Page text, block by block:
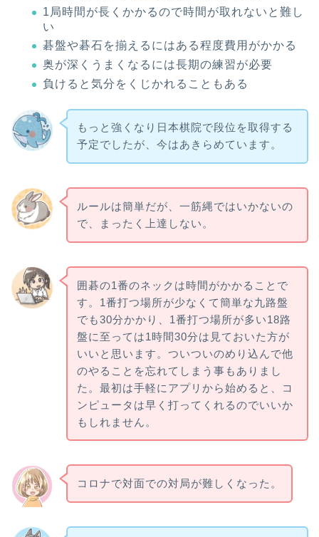
1局時間が長くかかるので時間が取れないと難し
い
碁盤や碁石を揃えるにはある程度費用がかかる
奥が深くうまくなるには長期の練習が必要
負けると気分をくじかれることもある
もっと強くなり日本棋院で段位を取得する
予定でしたが、今はあきらめています。
ルールは簡単だが、一筋縄ではいかないの
で、まったく上達しない。
囲碁の1番のネックは時間がかかることで
す。1番打つ場所が少なくて簡単な九路盤
でも30分かかり、1番打つ場所が多い18路
盤に至っては1時間30分は見ておいた方が
いいと思います。ついついのめり込んで他
のやることを忘れてしまう事もありまし
た。最初は手軽にアプリから始めると、コ
ンピュータは早く打ってくれるのでいいか
もしれません。
コロナで対面での対局が難しくなった。